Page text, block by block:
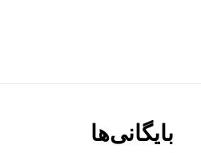
بایگانی‌ها